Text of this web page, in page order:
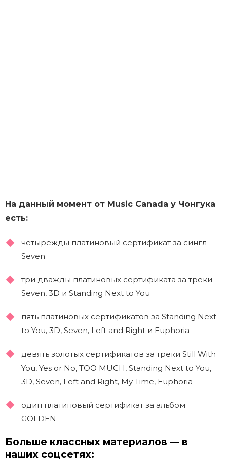
На данный момент от Music Canada у Чонгука
есть:
четырежды платиновый сертификат за сингл
Seven
три дважды платиновых сертификата за треки
Seven, 3D и Standing Next to You
пять платиновых сертификатов за Standing Next
to You, 3D, Seven, Left and Right и Euphoria
девять золотых сертификатов за треки Still With
You, Yes or No, TOO MUCH, Standing Next to You,
3D, Seven, Left and Right, My Time, Euphoria
один платиновый сертификат за альбом
GOLDEN
Больше классных материалов — в
наших соцсетях: